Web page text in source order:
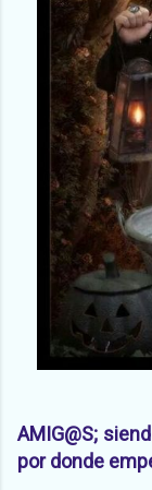
AMIG@S;
por donde